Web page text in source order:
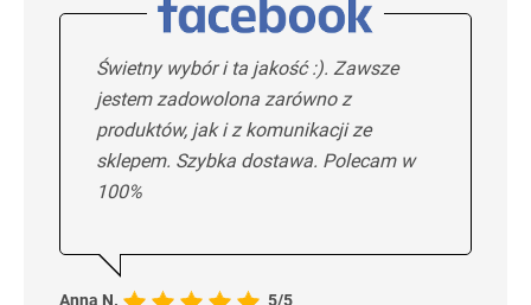
Świetny wybór i ta jakość :). Zawsze
jestem zadowolona zarówno z
produktów, jak i z komunikacji ze
sklepem. Szybka dostawa. Polecam w
100%
Anna N. 5/5